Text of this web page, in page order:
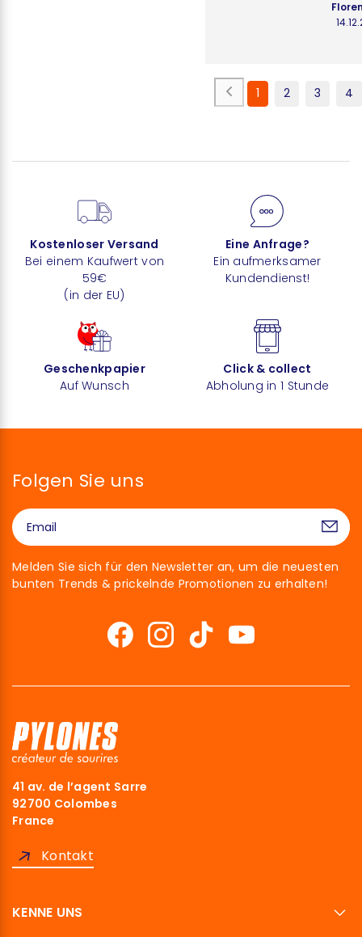
1 2 3 4
Kostenloser Versand
Bei einem Kaufwert von
59€
(in der EU)
Eine Anfrage?
Ein aufmerksamer
Kundendienst!
Geschenkpapier
Auf Wunsch
Click & collect
Abholung in 1 Stunde
Folgen Sie uns
Melden Sie sich für den Newsletter an, um die neuesten
bunten Trends & prickelnde Promotionen zu erhalten!
41 av. de l’agent Sarre
92700 Colombes
France
Kontakt
KENNE UNS